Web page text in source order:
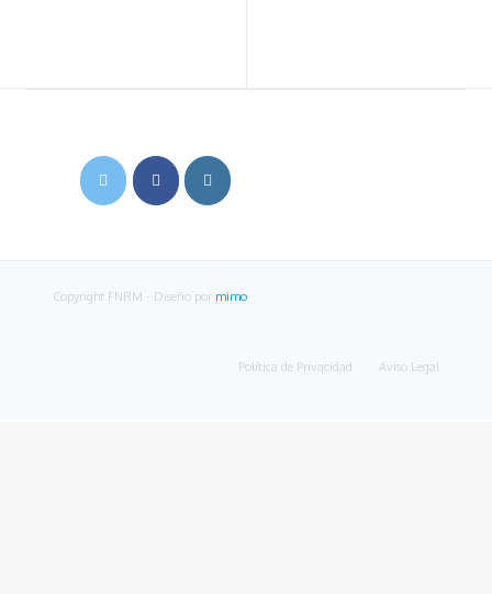
Copyright FNRM - Diseño por mimo
Política de Privacidad Aviso Legal